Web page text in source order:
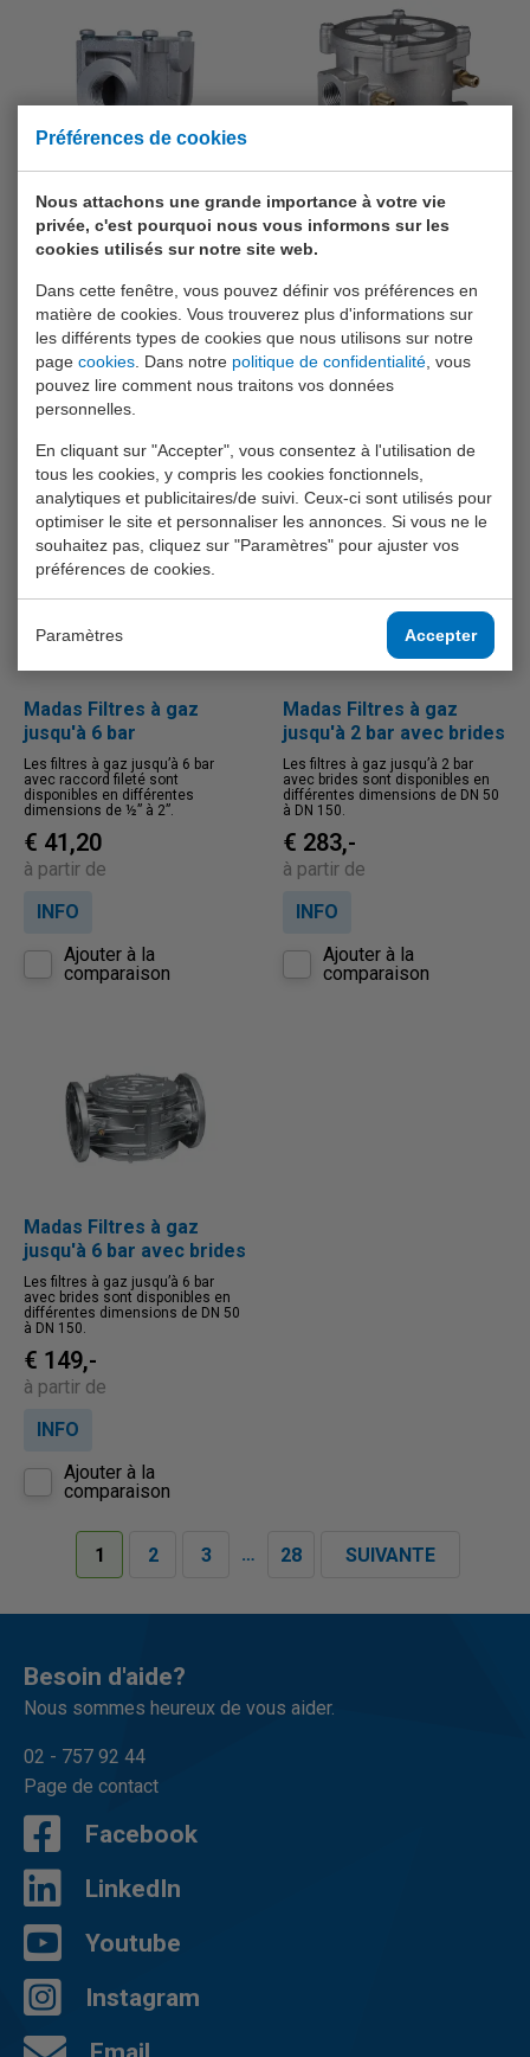
Préférences de cookies
Nous attachons une grande importance à votre vie
privée, c'est pourquoi nous vous informons sur les
cookies utilisés sur notre site web.
Dans cette fenêtre, vous pouvez définir vos préférences en
matière de cookies. Vous trouverez plus d'informations sur
les différents types de cookies que nous utilisons sur notre
page cookies . Dans notre politique de confidentialité , vous
pouvez lire comment nous traitons vos données
personnelles.
En cliquant sur "Accepter", vous consentez à l'utilisation de
tous les cookies, y compris les cookies fonctionnels,
analytiques et publicitaires/de suivi. Ceux-ci sont utilisés pour
optimiser le site et personnaliser les annonces. Si vous ne le
souhaitez pas, cliquez sur "Paramètres" pour ajuster vos
préférences de cookies.
Paramètres Accepter
compacts
Ces filtres à gaz avec raccords
1/2” ou 3/4" sont conçus pour
gaz mais, grâce à leur forme
compacte, peuvent également êt
(...)
€ 12,80
INFO
comparaison
jusqu'à 2 bar
Les filtres à gaz jusqu’à 2 bar
avec raccord fileté sont
dimensions de 1/2” à 2”.
€ 38,-
à partir de
INFO
comparaison
Madas Filtres à gaz
jusqu'à 6 bar
Les filtres à gaz jusqu’à 6 bar
avec raccord fileté sont
disponibles en différentes
dimensions de ½” à 2”.
€ 41,20
à partir de
INFO
Ajouter à la
comparaison
Madas Filtres à gaz
jusqu'à 2 bar avec brides
Les filtres à gaz jusqu’à 2 bar
avec brides sont disponibles en
différentes dimensions de DN 50
à DN 150.
€ 283,-
à partir de
INFO
Ajouter à la
comparaison
Madas Filtres à gaz
jusqu'à 6 bar avec brides
Les filtres à gaz jusqu’à 6 bar
avec brides sont disponibles en
différentes dimensions de DN 50
à DN 150.
€ 149,-
à partir de
INFO
Ajouter à la
comparaison
1 2 3 … 28 SUIVANTE
Besoin d'aide?
Nous sommes heureux de vous aider.
02 - 757 92 44
Page de contact
Facebook
LinkedIn
Youtube
Instagram